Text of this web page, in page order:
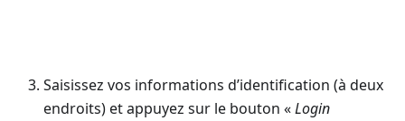
Saisissez vos informations d’identification (à deux
endroits) et appuyez sur le bouton «Login